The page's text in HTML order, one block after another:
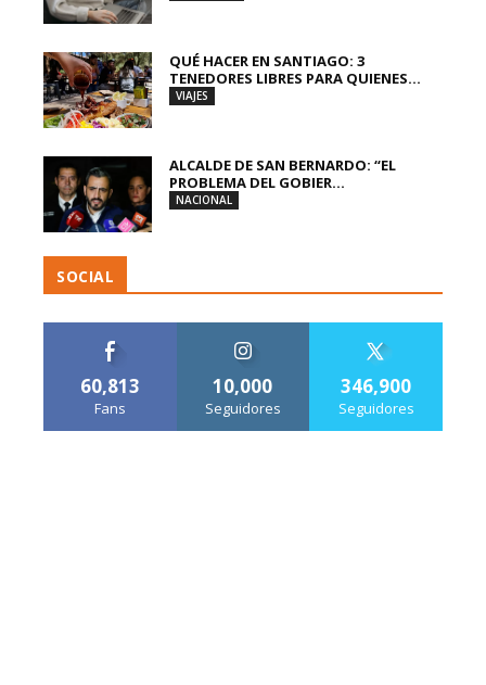
QUÉ HACER EN SANTIAGO: 3
TENEDORES LIBRES PARA QUIENES...
VIAJES
ALCALDE DE SAN BERNARDO: “EL
PROBLEMA DEL GOBIER...
NACIONAL
SOCIAL
60,813
Fans
10,000
Seguidores
346,900
Seguidores